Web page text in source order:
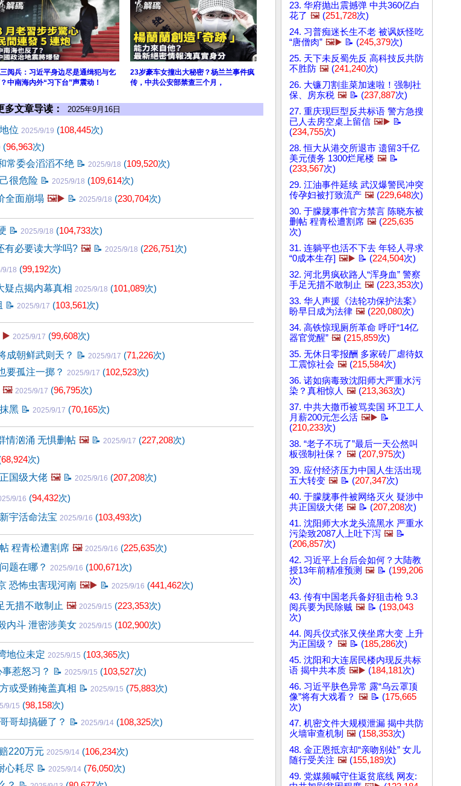
阅兵：习近平身边尽是通缉犯与乞
中南海内外“习下台”声震动！
23岁豪车女撞出大秘密？杨兰兰事件疯
传，中共公安部禁查三个月，
多文章导读： 2025年9月16日
位 2025/9/19 (108,445次)
(96,963次)
常委会滔滔不绝 📝 2025/9/18 (109,520次)
很危险 📝 2025/9/18 (109,614次)
全面崩塌 🖼️▶️ 📝 2025/9/18 (230,704次)
📝 2025/9/18 (104,733次)
有必要读大学吗? 🖼️ 📝 2025/9/18 (226,751次)
9/18 (99,192次)
疑点揭内幕真相 2025/9/18 (101,089次)
📝 2025/9/17 (103,561次)
▶️ 2025/9/17 (99,608次)
成朝鲜武则天？ 📝 2025/9/17 (71,226次)
要孤注一掷？ 2025/9/17 (102,523次)
🖼️ 2025/9/17 (96,795次)
黑 📝 2025/9/17 (70,165次)
情汹涌 无惧删帖 🖼️ 📝 2025/9/17 (227,208次)
68,924次)
国级大佬 🖼️ 📝 2025/9/16 (207,208次)
9/16 (94,432次)
宇活命法宝 2025/9/16 (103,493次)
程青松遭割席 🖼️ 2025/9/16 (225,635次)
题在哪？ 2025/9/16 (100,671次)
恐怖虫害现河南 🖼️▶️ 📝 2025/9/16 (441,462次)
无措不敢制止 🖼️ 2025/9/15 (223,353次)
内斗 泄密涉美女 2025/9/15 (102,900次)
地位未定 2025/9/15 (103,365次)
惹怒习？ 📝 2025/9/15 (103,527次)
或受贿掩盖真相 📝 2025/9/15 (75,883次)
9/15 (98,158次)
哥却搞砸了？ 📝 2025/9/14 (108,325次)
220万元 2025/9/14 (106,234次)
心耗尽 📝 2025/9/14 (76,050次)
23. 华府抛出震撼弹 中共360亿白
花了 🖼️ (251,728次)
24. 习普痴迷长生不老 被讽妖怪吃
“唐僧肉” 🖼️▶️ 📝 (245,379次)
25. 天下未反蜀先反 高科技反共防
不胜防 🖼️ (241,240次)
26. 大镰刀割韭菜加速啦！强制社
保、房东税 🖼️ 📝 (237,887次)
27. 重庆现巨型反共标语 警方急搜
已人去房空桌上留信 🖼️▶️ 📝
(234,755次)
28. 恒大从港交所退市 遗留3千亿
美元债务 1300烂尾楼 🖼️ 📝
(233,567次)
29. 江油事件延续 武汉爆警民冲突
传孕妇被打致流产 🖼️ (229,648次)
30. 于朦胧事件官方禁言 陈晓东被
删帖 程青松遭割席 🖼️ (225,635
次)
31. 连躺平也活不下去 年轻人寻求
“0成本生存] 🖼️▶️ 📝 (224,504次)
32. 河北男疯砍路人“浑身血” 警察
手足无措不敢制止 🖼️ (223,353次)
33. 华人声援《法轮功保护法案》
盼早日成为法律 🖼️ (220,080次)
34. 高铁惊现厕所革命 呼吁“14亿
器官觉醒” 🖼️ (215,859次)
35. 无休日零报酬 多家砖厂虐待奴
工震惊社会 🖼️ (215,584次)
36. 诺如病毒致沈阳师大严重水污
染？真相惊人 🖼️ (213,363次)
37. 中共大撒币被骂卖国 环卫工人
月薪200元怎么活 🖼️▶️ 📝
(210,233次)
38. “老子不玩了”最后一天公然叫
板强制社保？ 🖼️ (207,975次)
39. 应付经济压力中国人生活出现
五大转变 🖼️ 📝 (207,347次)
40. 于朦胧事件被网络灭火 疑涉中
共正国级大佬 🖼️ 📝 (207,208次)
41. 沈阳师大水龙头流黑水 严重水
污染致2087人上吐下泻 🖼️ 📝
(206,857次)
42. 习近平上台后会如何？大陆教
授13年前精准预测 🖼️ 📝 (199,206
次)
43. 传有中国老兵备好狙击枪 9.3
阅兵要为民除贼 🖼️ 📝 (193,043
次)
44. 阅兵仪式张又侠坐席大变 上升
为正国级？ 🖼️ 📝 (185,286次)
45. 沈阳和大连居民楼内现反共标
语 揭中共本质 🖼️▶️ (184,181次)
46. 习近平肤色异常 露“乌云罩顶
像”将有大戏看？ 🖼️ 📝 (175,665
次)
47. 机密文件大规模泄漏 揭中共防
火墙审查机制 🖼️ (158,353次)
48. 金正恩抵京却“亲吻别处” 女儿
随行受关注 🖼️ (155,189次)
49. 党媒频喊守住返贫底线 网友: